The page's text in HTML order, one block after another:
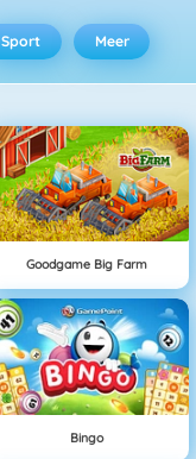
Sport Meer
Goodgame Big Farm
Bingo